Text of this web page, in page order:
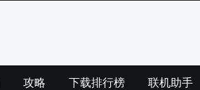
攻略 下载排行榜 联机助手